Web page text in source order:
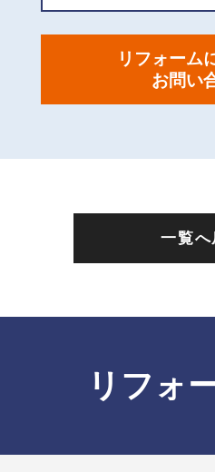
リフォーム
お問い
一覧へ
リフォ